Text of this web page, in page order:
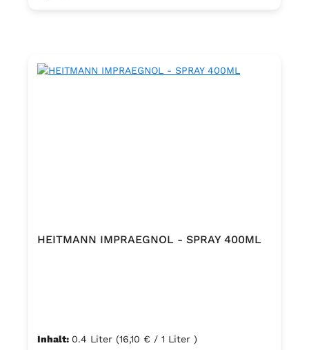
HEITMANN IMPRAEGNOL - SPRAY 400ML
Inhalt: 0.4 Liter (16,10 € / 1 Liter )